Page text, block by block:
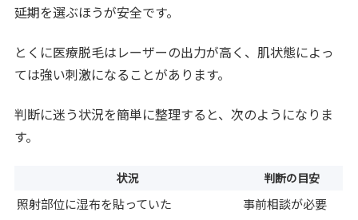
延期を選ぶほうが安全です。
とくに医療脱毛はレーザーの出力が高く、肌状態によっ
ては強い刺激になることがあります。
判断に迷う状況を簡単に整理すると、次のようになりま
す。
状況 判断の目安
照射部位に湿布を貼っていた
事前相談が必要